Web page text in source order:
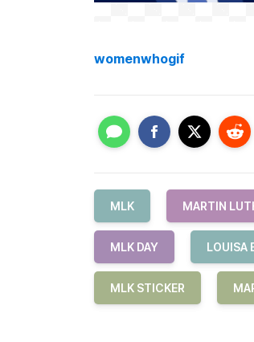
womenwhogif
MLK MARTIN
MLK DAY LOUISA
MLK STICKER